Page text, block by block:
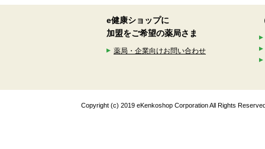
e健康ショップに
加盟をご希望の薬局さま
薬局・企業向けお問い合わせ
Copyright (c) 2019 eKenkoshop Corporation All Rights